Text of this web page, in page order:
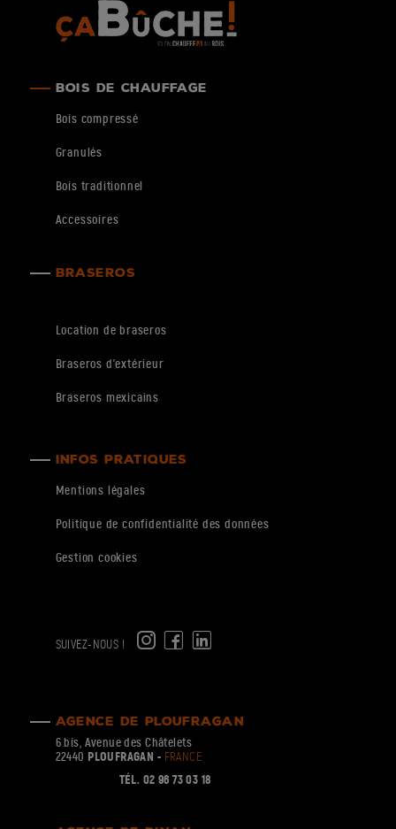
AGENCE DE PLOUFRAGAN
6 bis, Avenue des Châtelets
22440 PLOUFRAGAN - FRANCE
TÉL. 02 96 73 03 18
BOIS DE CHAUFFAGE
Bois compressé
Granulés
Bois traditionnel
Accessoires
BRASEROS
Location de braseros
Braseros d’extérieur
Braseros mexicains
INFOS PRATIQUES
Mentions légales
Politique de confidentialité des données
Gestion cookies
SUIVEZ-NOUS ! e g c